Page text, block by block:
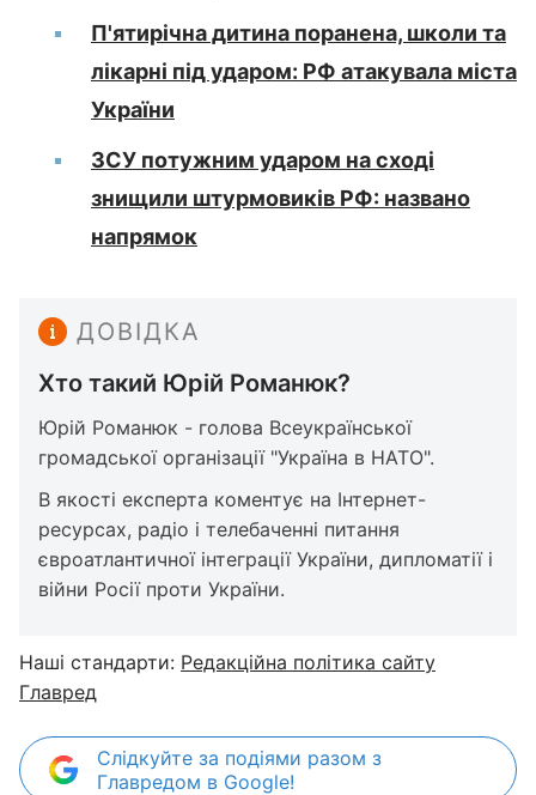
П'ятирічна дитина поранена, школи та
лікарні під ударом: РФ атакувала міста
України
ЗСУ потужним ударом на сході
знищили штурмовиків РФ: названо
напрямок
ДОВІДКА
Хто такий Юрій Романюк?
Юрій Романюк - голова Всеукраїнської
громадської організації "Україна в НАТО".
В якості експерта коментує на Інтернет-
ресурсах, радіо і телебаченні питання
євроатлантичної інтеграції України, дипломатії і
війни Росії проти України.
Наші стандарти: Редакційна політика сайту
Главред
Слідкуйте за подіями разом з
Главредом в Google!